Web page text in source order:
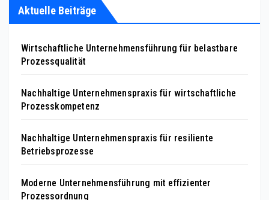
Aktuelle Beiträge
Wirtschaftliche Unternehmensführung für belastbare
Prozessqualität
Nachhaltige Unternehmenspraxis für wirtschaftliche
Prozesskompetenz
Nachhaltige Unternehmenspraxis für resiliente
Betriebsprozesse
Moderne Unternehmensführung mit effizienter
Prozessordnung